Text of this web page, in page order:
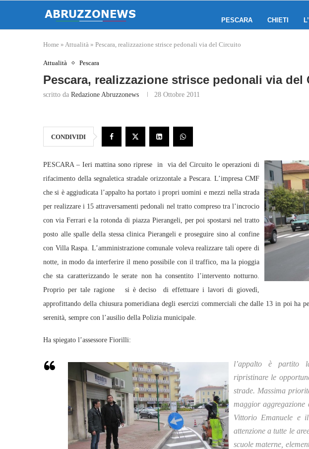
PESCARA CHIETI
Home » Attualità » Pescara, realizzazione strisce pedonali via del Circuito
Attualità Pescara
Pescara, realizzazione strisce pedonali via del
scritto da Redazione Abruzzonews 28 Ottobre 2011
CONDIVIDI
PESCARA – Ieri mattina sono riprese in via del Circuito le operazioni di
rifacimento della segnaletica stradale orizzontale a Pescara. L’impresa CMF
che si è aggiudicata l’appalto ha portato i propri uomini e mezzi nella strada
per realizzare i 15 attraversamenti pedonali nel tratto compreso tra l’incrocio
con via Ferrari e la rotonda di piazza Pierangeli, per poi spostarsi nel tratto
posto alle spalle della stessa clinica Pierangeli e proseguire sino al confine
con Villa Raspa. L’amministrazione comunale voleva realizzare tali opere di
notte, in modo da interferire il meno possibile con il traffico, ma la pioggia
che sta caratterizzando le serate non ha consentito l’intervento notturno.
Proprio per tale ragione si è deciso di effettuare i lavori di giovedì,
approfittando della chiusura pomeridiana degli esercizi commerciali che dalle 13 in poi ha
serenità, sempre con l’ausilio della Polizia municipale.
Ha spiegato l’assessore Fiorilli:
l’appalto è partito
ripristinare le
strade. Massima
maggior
Vittorio Emanuele e
attenzione a tutte le
scuole materne,